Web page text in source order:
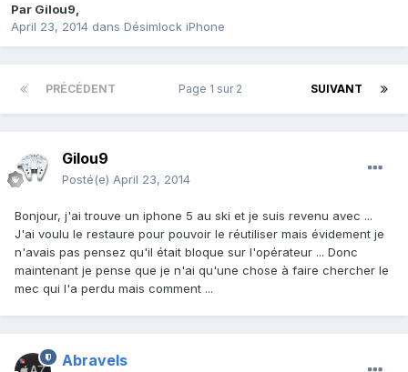
Par Gilou9
April 23, 2014 dans Désimlock iPhone
PRÉCÉDENT SUIVANT
Page 1 sur 2
Gilou9
Posté(e) April 23, 2014
Bonjour, j'ai trouve un iphone 5 au ski et je suis revenu avec ...
J'ai voulu le restaure pour pouvoir le réutiliser mais évidement je
n'avais pas pensez qu'il était bloque sur l'opérateur ... Donc
maintenant je pense que je n'ai qu'une chose à faire chercher le
mec qui l'a perdu mais comment ...
Abravels